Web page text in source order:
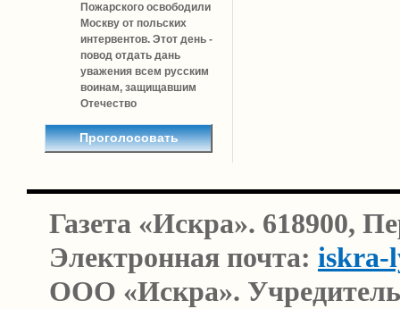
Пожарского освободили
Москву от польских
интервентов. Этот день -
повод отдать дань
уважения всем русским
воинам, защищавшим
Отечество
Газета «Искра». 618900,
Электронная почта: iskra-
ООО «Искра».